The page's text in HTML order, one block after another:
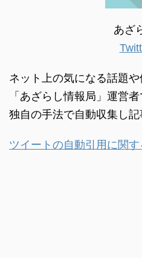
あざ
ネット上の気になる話題
「あざらし情報局」運営
独自の手法で自動収集し記
ツイートの自動引用に関